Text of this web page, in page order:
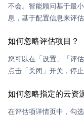
不会。智能顾问基于最
息，基于配置信息来评
如何忽略评估项目？
您可以在「设置」「评
点击「关闭」开关，停
如何忽略指定的云资
在评估项详情页中，勾